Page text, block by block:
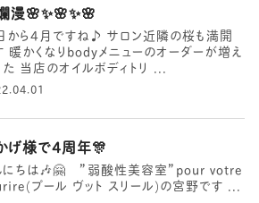
漫🌸✨🌸✨🌸
から4月ですね♪ サロン近隣の桜も満開
暖かくなりbodyメニューのオーダーが増え
た 当店のオイルボディトリ ...
げ様で4周年🎊
にちは🎶🤗 ”弱酸性美容室”pour votre
プール ヴット スリール)の宮野です ...